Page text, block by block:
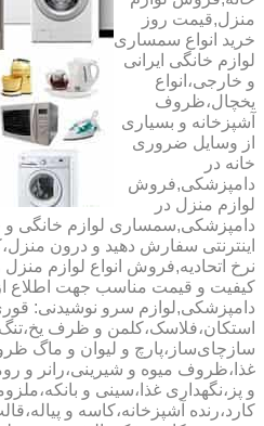
منزل,قیمت روز
خرید انواع سمساری
لوازم خانگی ایرانی
و خارجی،انواع
یخچال،ظروف
آشپزخانه و بسیاری
از وسایل ضروری
خانه در
دامپزشکی,فروش
لوازم منزل در
دامپزشکی,سمساری لوازم خانگی
اینترنتی سفارش دهید و درون
نرخ اتحادیه,فروش انواع لوازم منزل
کیفیت و قیمت مناسب جهت اطلاع
دامپزشکی,لوازم سرو نوشیدنی:
استکان،فلاسک،کلمن و ظرف
سازچای‌ساز،پارچ و لیوان و ماگ
غذا،ظروف میوه و شیرینی،رانر
و پز،نگهداری غذا،سینی و
کارد،رنده آشپزخانه،کاسه و